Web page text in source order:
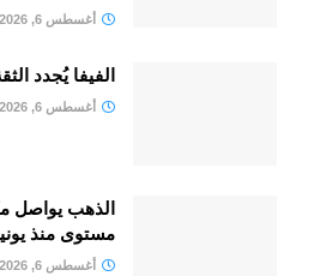
أغسطس 6, 2026
الفيفا يُجدد
أغسطس 6, 2026
الذهب يواصل
مستوى منذ
أغسطس 6, 2026